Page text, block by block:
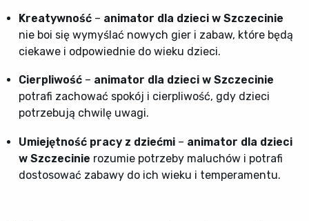
Kreatywność – animator dla dzieci w Szczecinie
nie boi się wymyślać nowych gier i zabaw, które będą
ciekawe i odpowiednie do wieku dzieci.
Cierpliwość – animator dla dzieci w Szczecinie
potrafi zachować spokój i cierpliwość, gdy dzieci
potrzebują chwilę uwagi.
Umiejętność pracy z dziećmi – animator dla dzieci
w Szczecinie rozumie potrzeby maluchów i potrafi
dostosować zabawy do ich wieku i temperamentu.